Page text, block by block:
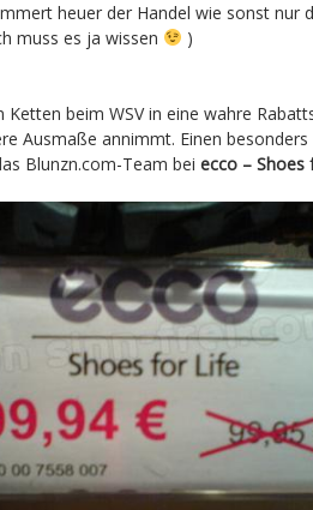
heuer der Handel wie sonst nur
muss es ja wissen
)
Ketten beim WSV in eine wahre
Ausmaße annimmt. Einen
Blunzn.com-Team bei ecco – Shoes